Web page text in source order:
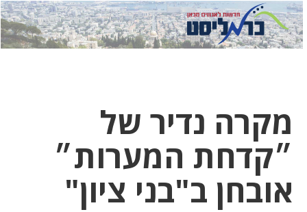
לחץ
כאן
לחץ
כדי
מקרה נדיר של
״קדחת המערות״
אובחן ב"בני ציון"